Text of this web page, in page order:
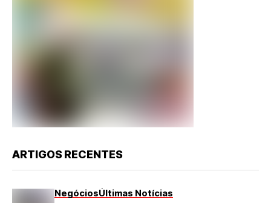
ARTIGOS RECENTES
NegóciosÚltimas Notícias